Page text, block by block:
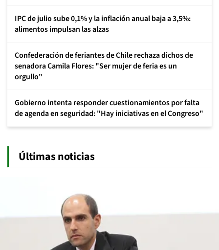
IPC de julio sube 0,1% y la inflación anual baja a 3,5%:
alimentos impulsan las alzas
Confederación de feriantes de Chile rechaza dichos de
senadora Camila Flores: "Ser mujer de feria es un
orgullo"
Gobierno intenta responder cuestionamientos por falta
de agenda en seguridad: "Hay iniciativas en el Congreso"
Últimas noticias